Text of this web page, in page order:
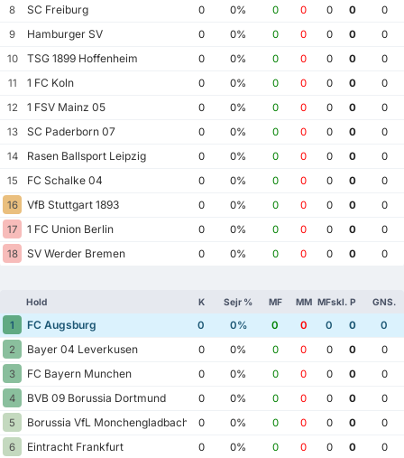
8
SC Freiburg 0 0% 0 0 0 0
0
9
Hamburger SV 0 0% 0 0 0 0
0
10
TSG 1899 Hoffenheim 0 0% 0 0 0 0
0
11
1 FC Koln 0 0% 0 0 0 0
0
12
1 FSV Mainz 05 0 0% 0 0 0 0
0
13
SC Paderborn 07 0 0% 0 0 0 0
0
14
Rasen Ballsport Leipzig 0 0% 0 0 0 0
0
15
FC Schalke 04 0 0% 0 0 0 0
0
16
VfB Stuttgart 1893 0 0% 0 0 0 0
0
17
1 FC Union Berlin 0 0% 0 0 0 0
0
18
SV Werder Bremen 0 0% 0 0 0 0 0
Hold K Sejr % MF MM MFskl. P GNS.
1 FC Augsburg 0 0% 0 0 0 0
0
2
Bayer 04 Leverkusen 0 0% 0 0 0 0
0
3
FC Bayern Munchen 0 0% 0 0 0 0
0
4
BVB 09 Borussia Dortmund 0 0% 0 0 0 0
0
5
Borussia VfL Monchengladbach 0 0% 0 0 0 0
0
6
Eintracht Frankfurt 0 0% 0 0 0 0
0